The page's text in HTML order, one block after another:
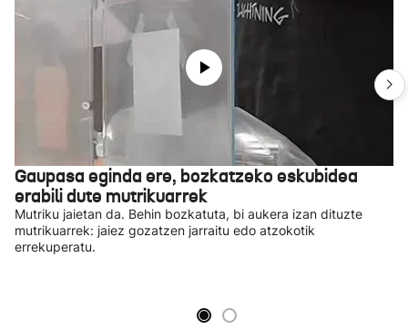
Gaupasa eginda ere, bozkatzeko eskubidea
erabili dute mutrikuarrek
Mutriku jaietan da. Behin bozkatuta, bi aukera izan dituzte
mutrikuarrek: jaiez gozatzen jarraitu edo atzokotik
errekuperatu.